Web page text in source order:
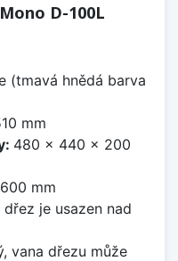
D-100L
(tmavá hnědá barva
mm
480 x 440 x 200
600 mm
dřez je usazen nad
vana dřezu může